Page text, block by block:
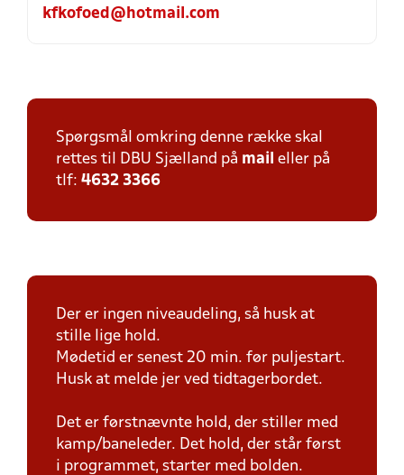
kfkofoed@hotmail.com
Spørgsmål omkring denne række skal
rettes til DBU Sjælland på mail eller på
tlf: 4632 3366
Der er ingen niveaudeling, så husk at
stille lige hold.
Mødetid er senest 20 min. før puljestart.
Husk at melde jer ved tidtagerbordet.
Det er førstnævnte hold, der stiller med
kamp/baneleder. Det hold, der står først
i programmet, starter med bolden.